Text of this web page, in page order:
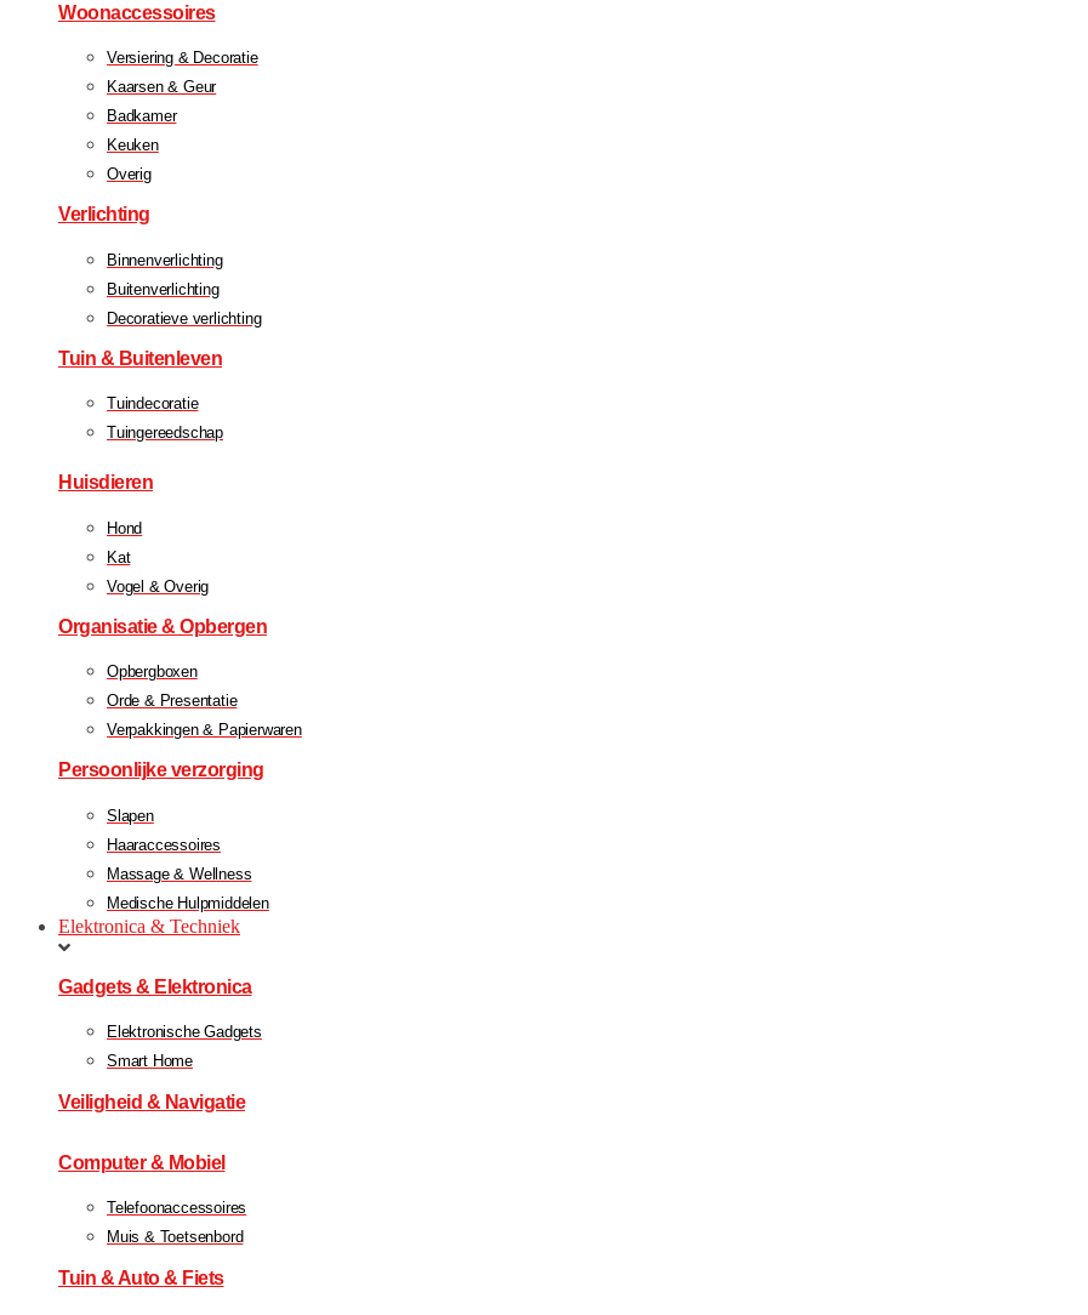
Woonaccessoires
Versiering & Decoratie
Kaarsen & Geur
Badkamer
Keuken
Overig
Verlichting
Binnenverlichting
Buitenverlichting
Decoratieve verlichting
Tuin & Buitenleven
Tuindecoratie
Tuingereedschap
Huisdieren
Hond
Kat
Vogel & Overig
Organisatie & Opbergen
Opbergboxen
Orde & Presentatie
Verpakkingen & Papierwaren
Persoonlijke verzorging
Slapen
Haaraccessoires
Massage & Wellness
Medische Hulpmiddelen
Elektronica & Techniek
Gadgets & Elektronica
Elektronische Gadgets
Smart Home
Veiligheid & Navigatie
Computer & Mobiel
Telefoonaccessoires
Muis & Toetsenbord
Tuin & Auto & Fiets